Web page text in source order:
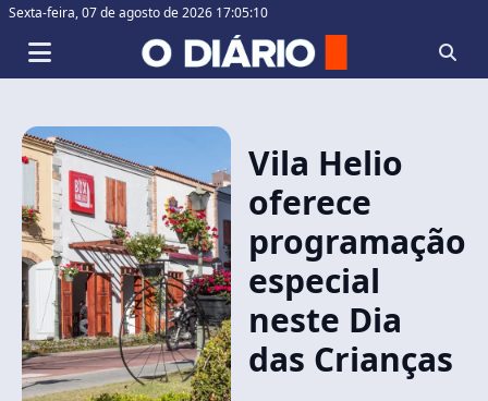
Sexta-feira,07 de agosto de 2026 17:05:10
Vila Helio
oferece
programação
especial
neste Dia
das Crianças